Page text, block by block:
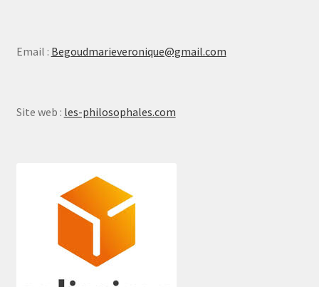
Email : Begoudmarieveronique@gmail.com
Site web : les-philosophales.com